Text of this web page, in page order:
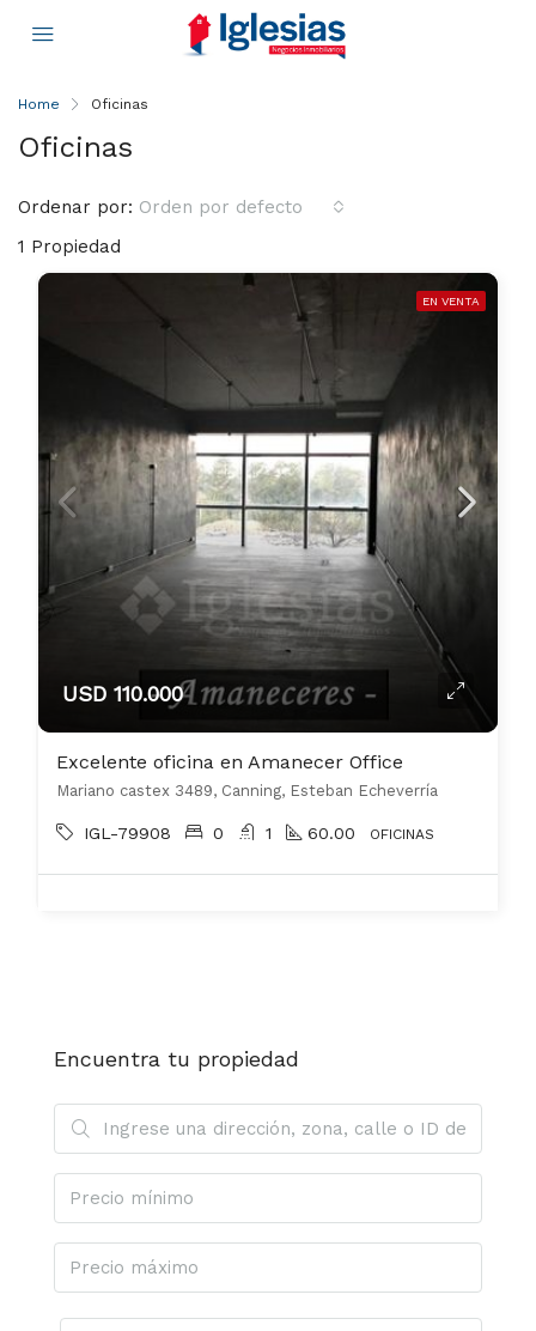
Home Oficinas
Oficinas
1 Propiedad
Ordenar por: Orden por defecto
EN VENTA
USD 110.000
Excelente oficina en Amanecer Office
Mariano castex 3489, Canning, Esteban Echeverría
IGL-79908 0 1 60.00 OFICINAS
Encuentra tu propiedad